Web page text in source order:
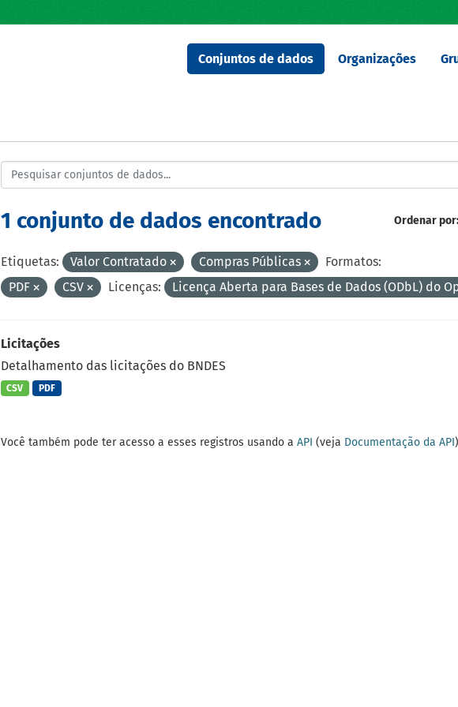
Conjuntos de dados Organizações
Ordenar por
1 conjunto de dados encontrado
Etiquetas: Valor Contratado Compras Públicas
Formatos:
PDF
CSV Licenças: Licença Aberta para Bases de Dados (ODbL) do
Licitações
Detalhamento das licitações do BNDES
CSV PDF
Você também pode ter acesso a esses registros usando a API (veja Documentação da API